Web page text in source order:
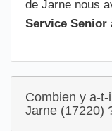
de Jarne nous
Service Senior
Combien y a-
Jarne (17220)